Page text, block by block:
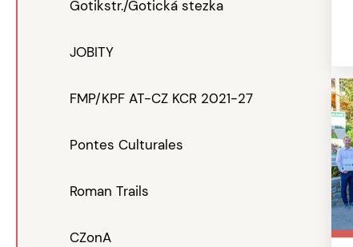
Gotikstr./Gotická stezka
JOBITY
FMP/KPF AT-CZ KCR 2021-27
Pontes Culturales
Roman Trails
CZonA